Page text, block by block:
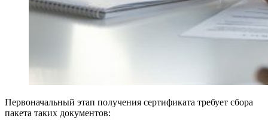
Первоначальный этап получения сертификата требует сбора
пакета таких документов: